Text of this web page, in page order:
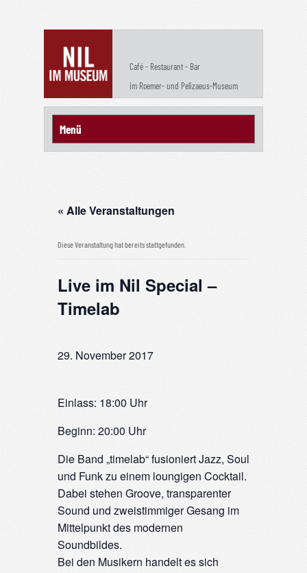
Café - Restaurant - Bar
im Roemer- und Pelizaeus-Museum
« Alle Veranstaltungen
Diese Veranstaltung hat bereits stattgefunden.
Live im Nil Special –
Timelab
29. November 2017
Einlass: 18:00 Uhr
Beginn: 20:00 Uhr
Die Band „timelab“ fusioniert Jazz, Soul
und Funk zu einem loungigen Cocktail.
Dabei stehen Groove, transparenter
Sound und zweistimmiger Gesang im
Mittelpunkt des modernen
Soundbildes.
Bei den Musikern handelt es sich